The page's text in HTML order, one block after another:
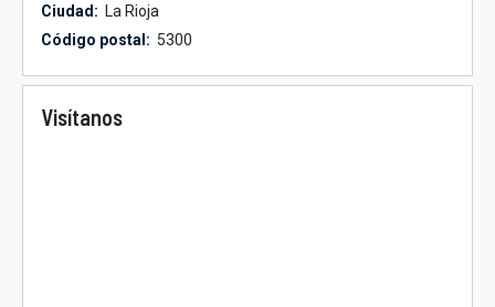
Ciudad: La Rioja
Código postal: 5300
Visítanos